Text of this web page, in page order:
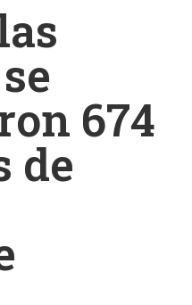
674
de